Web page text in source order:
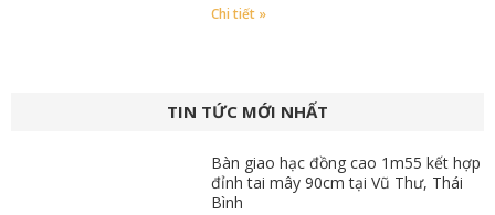
Chi tiết »
TIN TỨC MỚI NHẤT
Bàn giao hạc đồng cao 1m55 kết hợp
đỉnh tai mây 90cm tại Vũ Thư, Thái
Bình